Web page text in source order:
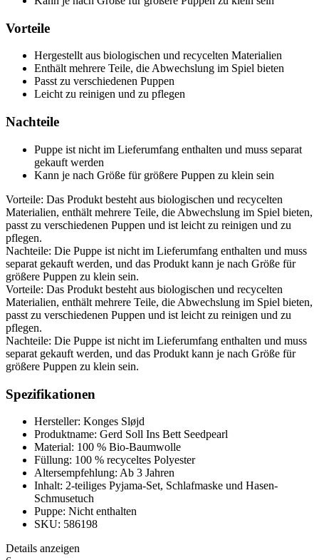
Vorteile
Hergestellt aus biologischen und recycelten Materialien
Enthält mehrere Teile, die Abwechslung im Spiel bieten
Passt zu verschiedenen Puppen
Leicht zu reinigen und zu pflegen
Nachteile
Puppe ist nicht im Lieferumfang enthalten und muss separat
gekauft werden
Kann je nach Größe für größere Puppen zu klein sein
Vorteile: Das Produkt besteht aus biologischen und recycelten
Materialien, enthält mehrere Teile, die Abwechslung im Spiel bieten,
passt zu verschiedenen Puppen und ist leicht zu reinigen und zu
pflegen.
Nachteile: Die Puppe ist nicht im Lieferumfang enthalten und muss
separat gekauft werden, und das Produkt kann je nach Größe für
größere Puppen zu klein sein.
Vorteile: Das Produkt besteht aus biologischen und recycelten
Materialien, enthält mehrere Teile, die Abwechslung im Spiel bieten,
passt zu verschiedenen Puppen und ist leicht zu reinigen und zu
pflegen.
Nachteile: Die Puppe ist nicht im Lieferumfang enthalten und muss
separat gekauft werden, und das Produkt kann je nach Größe für
größere Puppen zu klein sein.
Spezifikationen
Hersteller: Konges Sløjd
Produktname: Gerd Soll Ins Bett Seedpearl
Material: 100 % Bio-Baumwolle
Füllung: 100 % recyceltes Polyester
Altersempfehlung: Ab 3 Jahren
Inhalt: 2-teiliges Pyjama-Set, Schlafmaske und Hasen-
Schmusetuch
Puppe: Nicht enthalten
SKU: 586198
Details anzeigen